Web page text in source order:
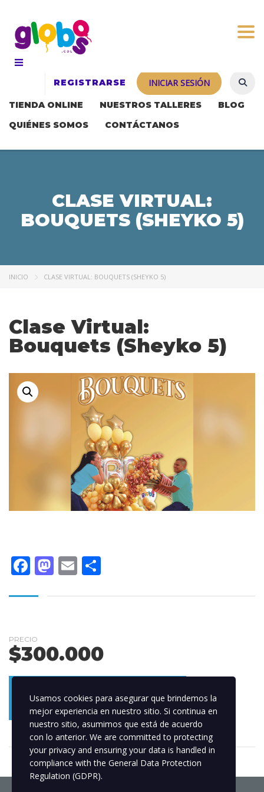
REGISTRARSE INICIAR SESIÓN
TIENDA ONLINE NUESTROS TALLERES
BLOG
QUIÉNES SOMOS
CONTÁCTANOS
CLASE VIRTUAL:
BOUQUETS (SHEYKO 5)
INICIO CLASE VIRTUAL: BOUQUETS (SHEYKO 5)
Clase Virtual:
Bouquets (Sheyko 5)
Facebook
Mastodon
Email
PRECIO
$300.000
AÑADIR AL CARRITO
Usamos cookies para asegurar que brindemos la
mejor experiencia en nuestro sitio. Si continua en
nuestro sitio, asumimos que está de acuerdo
con lo anterior. We are committed to protecting
your privacy and ensuring your data is handled in
compliance with the General Data Protection
Regulation (GDPR).